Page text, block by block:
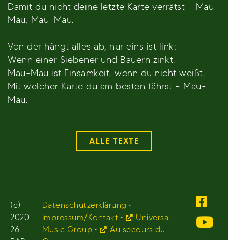
Damit du nicht deine letzte Karte verrätst – Mau-
Mau, Mau-Mau.
Von der hängt alles ab, nur eins ist link:
Wenn einer Siebener und Bauern zinkt.
Mau-Mau ist Einsamkeit, wenn du nicht weißt,
Mit welcher Karte du am besten fährst – Mau-
Mau.
ALLE TEXTE
(c)
2020-
26
Datenschutzerklärung •
Impressum/Kontakt •
Universal
Music Group •
Au secours du